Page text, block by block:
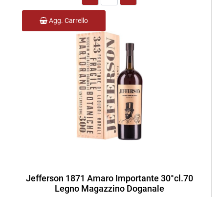
Agg. Carrello
Jefferson 1871 Amaro Importante 30°cl.70
Legno Magazzino Doganale